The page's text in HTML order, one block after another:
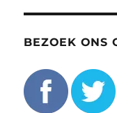
BEZOEK ONS